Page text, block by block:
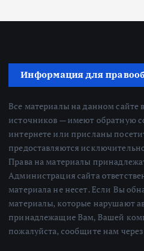
Информация для
Все материалы на данном сайте
источников — имеют обратную
интернете или присланы
предоставляются
Права на материалы
Администрация сайта
материала не несет. Если Вы
материалы, которые нарушают
принадлежащие Вам, Вашей
пожалуйста, сообщите нам